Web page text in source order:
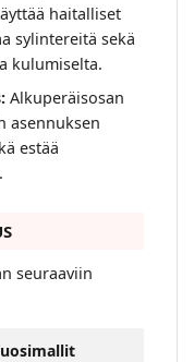
haitalliset
sylintereitä sekä
kulumiselta.
Alkuperäisosan
asennuksen
estää
seuraaviin